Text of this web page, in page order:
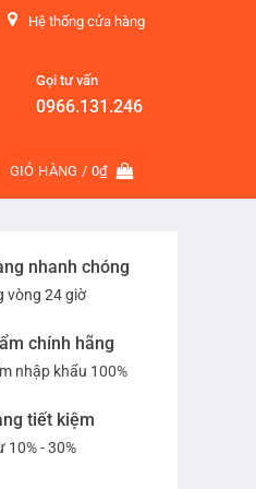
Hệ thống cửa hàng
Gọi tư vấn
0966.131.246
GIỎ HÀNG / 0₫
nhanh chóng
vòng 24 giờ
chính hãng
nhập khẩu 100%
tiết kiệm
10% - 30%